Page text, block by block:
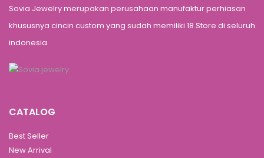
Sovia Jewelry merupakan perusahaan manufaktur perhiasan
khususnya cincin custom yang sudah memiliki 18 Store di seluruh
indonesia.
CATALOG
Best Seller
New Arrival